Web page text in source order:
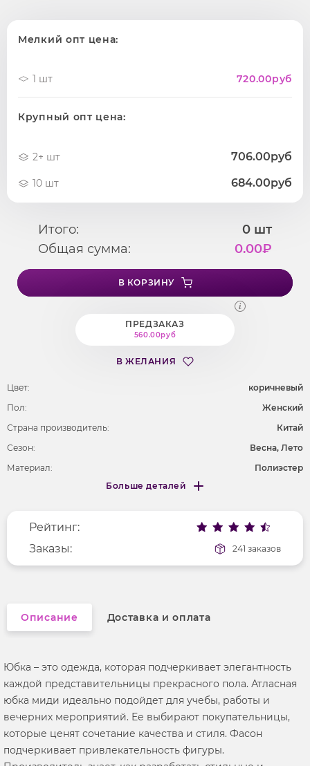
Мелкий опт цена:
1 шт 720.00руб
Крупный опт цена:
2+ шт 706.00руб
10 шт 684.00руб
Итого: 0 шт
Общая сумма:
0.00₽
В КОРЗИНУ
ПРЕДЗАКАЗ
560.00руб
В ЖЕЛАНИЯ
Цвет:
коричневый
Пол:
Женский
Страна производитель:
Китай
Сезон:
Весна, Лето
Материал:
Полиэстер
Фактура материала
гладкий
Больше деталей
Меньше деталей
Рейтинг:
Заказы:
241 заказов
Описание Доставка и оплата
Юбка – это одежда, которая подчеркивает элегантность
каждой представительницы прекрасного пола. Атласная
юбка миди идеально подойдет для учебы, работы и
вечерних мероприятий. Ее выбирают покупательницы,
которые ценят сочетание качества и стиля. Фасон
подчеркивает привлекательность фигуры.